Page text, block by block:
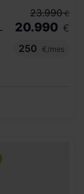
23.990 €
20.990 €
250
€/mes